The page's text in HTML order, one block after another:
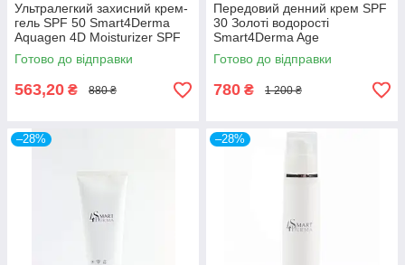
Ультралегкий захисний крем-
гель SPF 50 Smart4Derma
Aquagen 4D Moisturizer SPF
50 Ageles Cream-Gel 50мл
Готово до відправки
563,20 ₴ 880 ₴
Передовий денний крем SPF
30 Золоті водорості
Smart4Derma Age
Performance DAY CREAM
SPF 30 GOLDEN SEAWEED
50мл
Готово до відправки
780 ₴ 1 200 ₴
–28% –28%